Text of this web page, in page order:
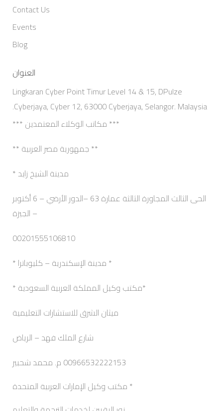
Contact Us
Events
Blog
العنوان
Lingkaran Cyber Point Timur Level 14 & 15, DPulze
Cyberjaya, Cyber 12, 63000 Cyberjaya, Selangor. Malaysia.
*** مكاتب الوكلاء المعتمدين ***
** جمهورية مصر العربية **
مدينة الشيخ زايد *
الحى الثالث المجاورة الثالثة عمارة 63 –الدور الأرضي – 6 أكتوبر
– الجيزة
00201555106810
* مدينة الإسكندرية – كليوباترا *
*مكتب وكيل المملكة العربية السعودية *
ميثان الشرق للاستشارات التعليمية
شارع الملك فهد – الرياض
00966532222153 م. محمد شحبير
مكتب وكيل الإمارات العربية المتحدة *